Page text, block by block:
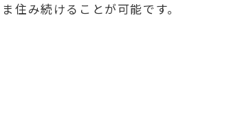
住み続けることが可能です。